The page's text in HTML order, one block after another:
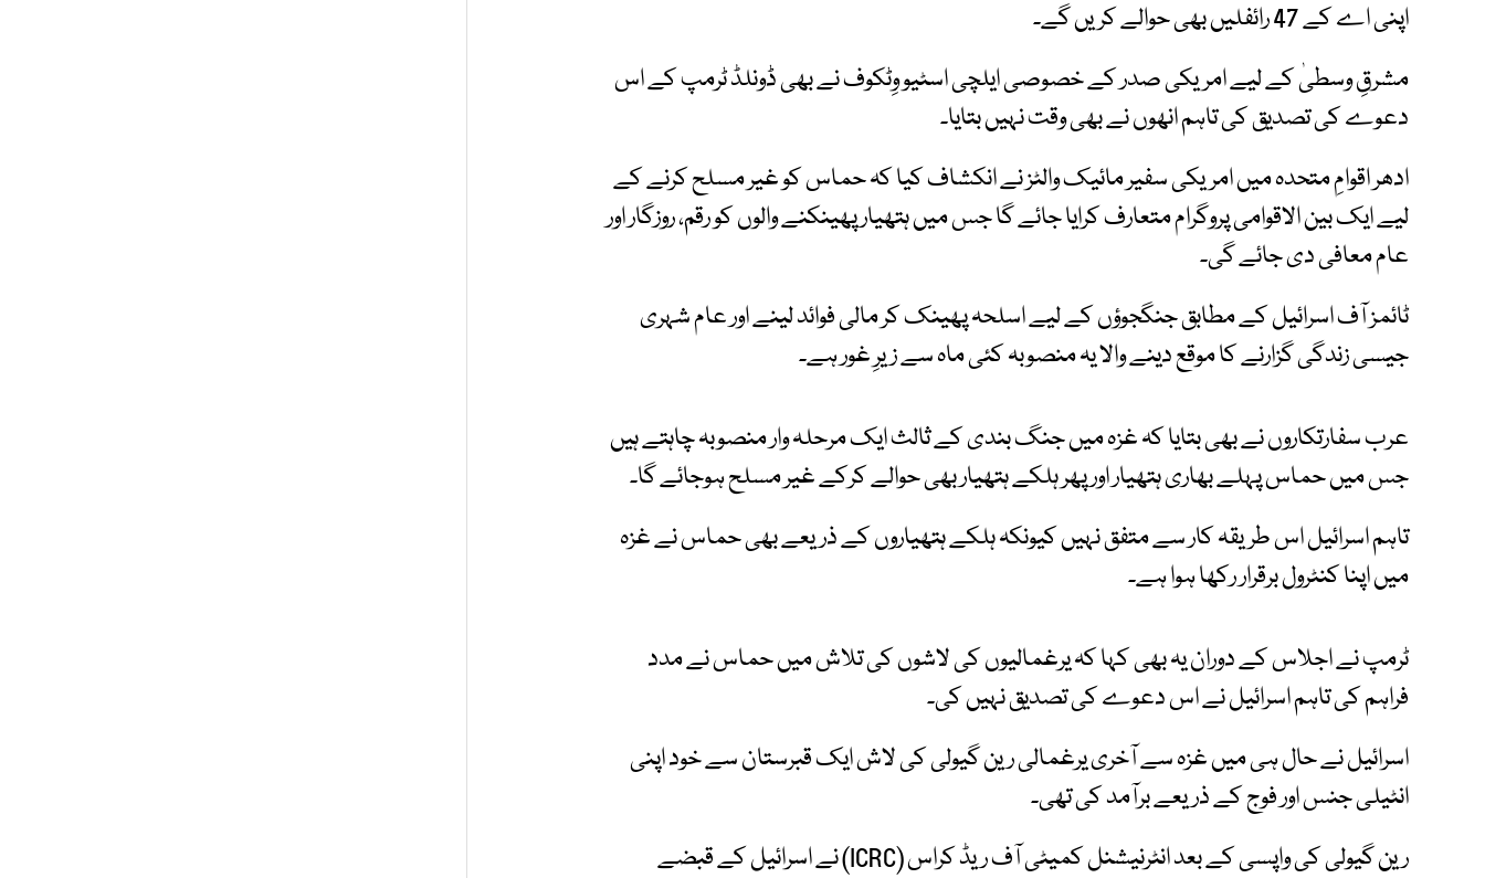
اپنی اے کے 47 رائفلیں بھی حوالے کریں گے۔
مشرقِ وسطیٰ کے لیے امریکی صدر کے خصوصی ایلچی اسٹیو وِٹکوف نے بھی ڈونلڈ ٹرمپ کے اس
دعوے کی تصدیق کی تاہم انھوں نے بھی وقت نہیں بتایا۔
ادھر اقوامِ متحدہ میں امریکی سفیر مائیک والٹز نے انکشاف کیا کہ حماس کو غیر مسلح کرنے کے
لیے ایک بین الاقوامی پروگرام متعارف کرایا جائے گا جس میں ہتھیار پھینکنے والوں کو رقم، روزگار اور
عام معافی دی جائے گی۔
ٹائمز آف اسرائیل کے مطابق جنگجوؤں کے لیے اسلحہ پھینک کر مالی فوائد لینے اور عام شہری
جیسی زندگی گزارنے کا موقع دینے والا یہ منصوبہ کئی ماہ سے زیرِ غور ہے۔
عرب سفارتکاروں نے بھی بتایا کہ غزہ میں جنگ بندی کے ثالث ایک مرحلہ وار منصوبہ چاہتے ہیں
جس میں حماس پہلے بھاری ہتھیار اور پھر ہلکے ہتھیار بھی حوالے کرکے غیر مسلح ہوجائے گا۔
تاہم اسرائیل اس طریقہ کار سے متفق نہیں کیونکہ ہلکے ہتھیاروں کے ذریعے بھی حماس نے غزہ
میں اپنا کنٹرول برقرار رکھا ہوا ہے۔
ٹرمپ نے اجلاس کے دوران یہ بھی کہا کہ یرغمالیوں کی لاشوں کی تلاش میں حماس نے مدد
فراہم کی تاہم اسرائیل نے اس دعوے کی تصدیق نہیں کی۔
اسرائیل نے حال ہی میں غزہ سے آخری یرغمالی رین گیولی کی لاش ایک قبرستان سے خود اپنی
انٹیلی جنس اور فوج کے ذریعے برآمد کی تھی۔
رین گیولی کی واپسی کے بعد انٹرنیشنل کمیٹی آف ریڈ کراس (ICRC) نے اسرائیل کے قبضے